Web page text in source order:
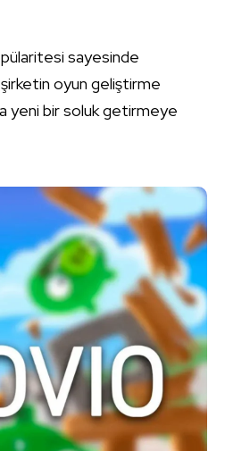
sayesinde
şirketin oyun geliştirme
yeni bir soluk getirmeye